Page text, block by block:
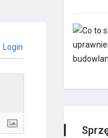
Login